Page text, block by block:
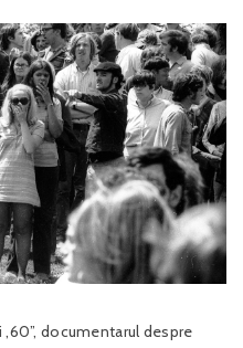
documentarul despre